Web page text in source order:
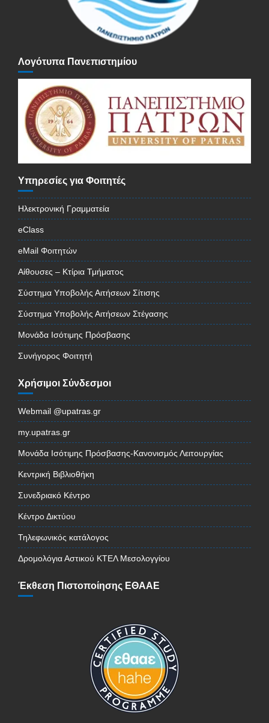
Λογότυπα Πανεπιστημίου
Υπηρεσίες για Φοιτητές
Ηλεκτρονική Γραμματεία
eClass
eMail Φοιτητών
Αίθουσες – Κτίρια Τμήματος
Σύστημα Υποβολής Αιτήσεων Σίτισης
Σύστημα Υποβολής Αιτήσεων Στέγασης
Μονάδα Ισότιμης Πρόσβασης
Συνήγορος Φοιτητή
Χρήσιμοι Σύνδεσμοι
Webmail @upatras.gr
my.upatras.gr
Μονάδα Ισότιμης Πρόσβασης-Κανονισμός Λειτουργίας
Κεντρική Βιβλιοθήκη
Συνεδριακό Κέντρο
Κέντρο Δικτύου
Τηλεφωνικός κατάλογος
Δρομολόγια Αστικού ΚΤΕΛ Μεσολογγίου
Έκθεση Πιστοποίησης ΕΘΑΑΕ